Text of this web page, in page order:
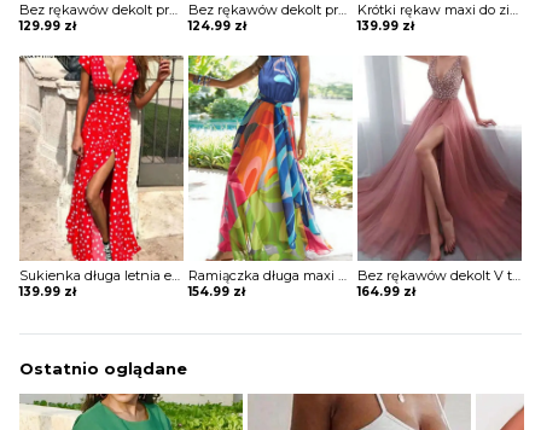
Bez rękawów dekolt prosty długa maxi do ziemi pas ściągacz wzór groszki grochy plisy luźna na co dzień suknia sukienka Emberlynn
129.99 zł
Bez rękawów dekolt prosty mini przed kolano ramiączka wycięcia obcisła na co dzień moro lato na plażę sukienka Behixhe
124.99 zł
Krótki rękaw maxi do ziemi dekolt łódka styl marynarski paski wiązanie casual na co dzień lato dresowa sukienka Jennica
139.99 zł
Sukienka długa letnia elegancka grochy retro zwiewna maxi dekolt mały V cięcie z boku na nodze grochy kropki Jonilda
139.99 zł
Ramiączka długa maxi do ziemi wzór geometryczny neon dekolt prosty wiązanie na plażę na lato luźna suknia sukienka Hally
154.99 zł
Bez rękawów dekolt V talia pasek jednolita cekiny długa maxi do ziemi rozcięcie wieczorowa klosz impreza suknia sukienka Srecka
164.99 zł
Ostatnio oglądane